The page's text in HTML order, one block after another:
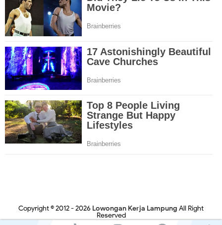
Copyright © 2012 -2026 Lowongan Kerja Lampung All Right
Reserved